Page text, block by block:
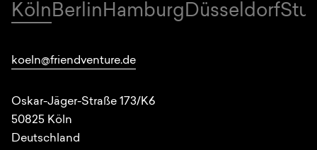
Standorte
KölnBerlinHamburgDüsseldorf
koeln@friendventure.de
Oskar-Jäger-Straße 173/K6
50825 Köln
Deutschland